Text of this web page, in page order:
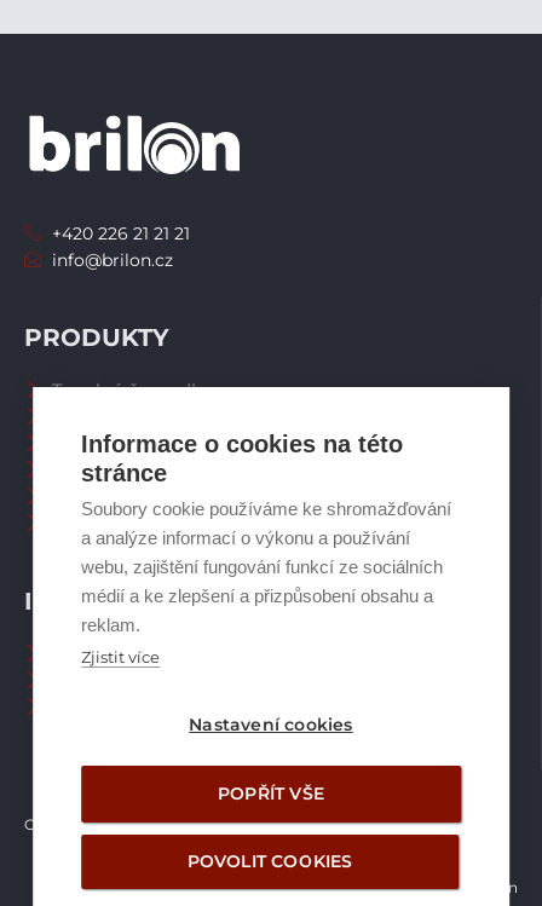
Informace o cookies na této
stránce
Soubory cookie používáme ke shromažďování
a analýze informací o výkonu a používání
webu, zajištění fungování funkcí ze sociálních
médií a ke zlepšení a přizpůsobení obsahu a
reklam.
Zjistit více
Nastavení cookies
POPŘÍT VŠE
POVOLIT COOKIES
INFORMACE
Naši pracovníci CZ
PRODUKTY
Tepelná čerpadla
Zásobníky TV
Spalinové systémy
Ostatní příslušenství
+420 226 21 21 21
info@brilon.cz
Copyright © Brilon a.s. 2026
Vytvořilo studio Žalud Design